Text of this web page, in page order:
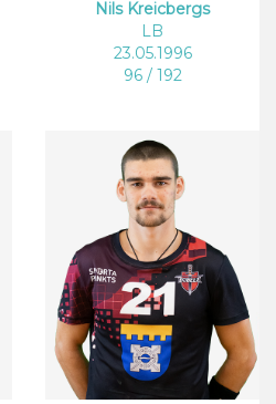
Nils Kreicbergs
LB
23.05.1996
96 / 192